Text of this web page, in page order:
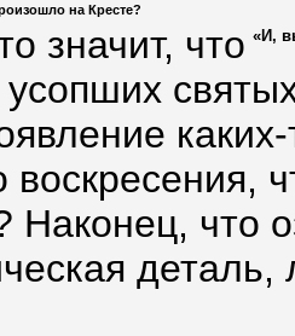
на Кресте?
«И,
значит, что
усопших
что
деталь,